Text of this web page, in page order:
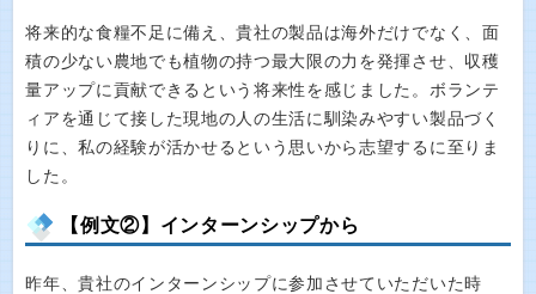
将来的な食糧不足に備え、貴社の製品は海外だけでなく、面
積の少ない農地でも植物の持つ最大限の力を発揮させ、収穫
量アップに貢献できるという将来性を感じました。ボランテ
ィアを通じて接した現地の人の生活に馴染みやすい製品づく
りに、私の経験が活かせるという思いから志望するに至りま
した。
【例文②】インターンシップから
昨年、貴社のインターンシップに参加させていただいた時